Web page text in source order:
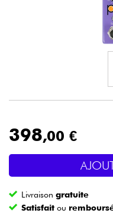
Eclairage
398,00 €
Livraisongratuite
Satisfait ou